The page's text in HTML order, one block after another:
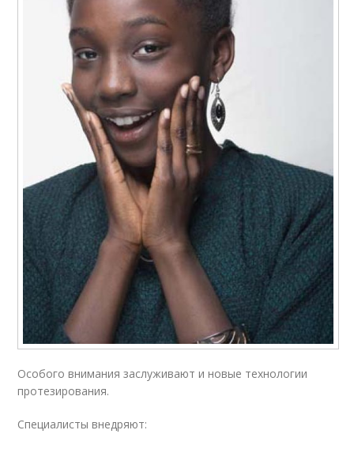
Особого внимания заслуживают и новые технологии
протезирования.
Специалисты внедряют: